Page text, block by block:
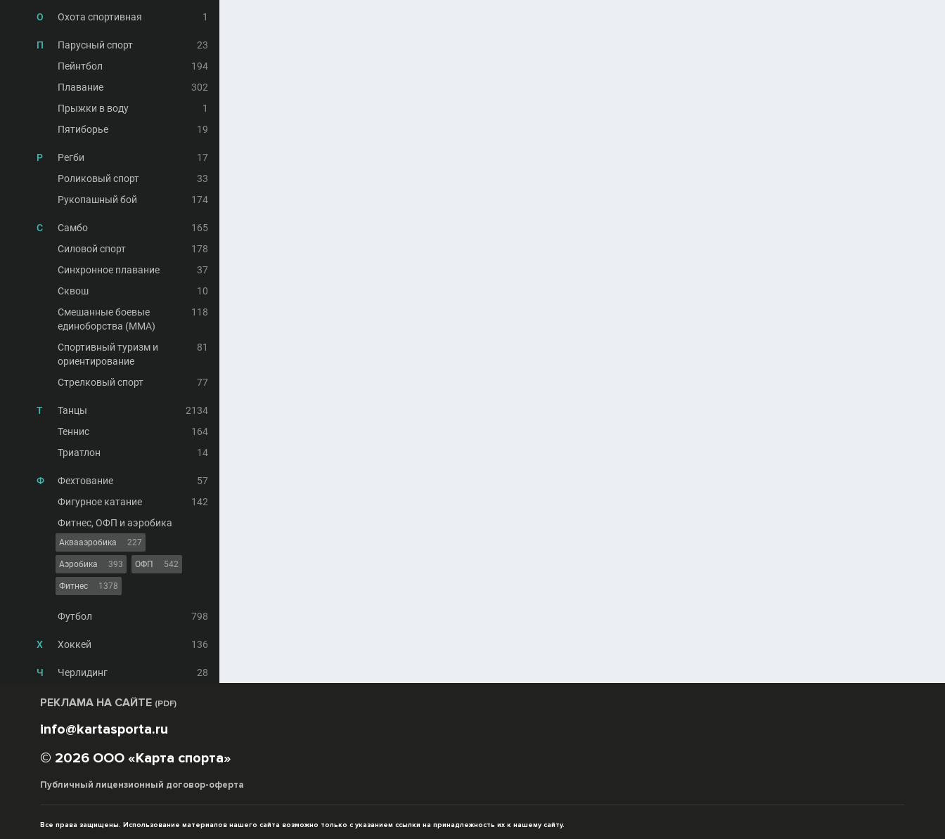
О Охота спортивная 1
П Парусный спорт
23
Пейнтбол
194
Плавание
302
Прыжки в воду
1
Пятиборье
19
Р Регби
17
Роликовый спорт
33
Рукопашный бой
174
С Самбо
165
Силовой спорт
178
Синхронное плавание
37
Сквош
10
Смешанные боевые
единоборства (MMA)
118
Спортивный туризм и
ориентирование
81
Стрелковый спорт 77
Т Танцы
2134
Теннис
164
Триатлон
14
Ф Фехтование
57
Фигурное катание
142
Фитнес, ОФП и аэробика
Аквааэробика 227
Аэробика 393 ОФП 542
Фитнес 1378
Футбол 798
Х Хоккей 136
Ч Черлидинг 28
РЕКЛАМА НА САЙТЕ (PDF)
info@kartasporta.ru
© 2026 ООО «Карта спорта»
Публичный лицензионный договор-оферта
Все права защищены. Использование материалов нашего сайта возможно только с указанием ссылки на принадлежность их к нашему сайту.